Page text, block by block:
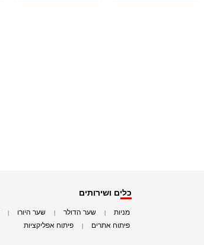
כלים ושירותים
מניות שער הדולר שער היורו
פיתוח אתרים פיתוח אפליקציות